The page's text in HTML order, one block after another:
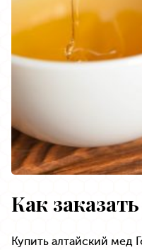
Как заказать
Купить алтайский мед